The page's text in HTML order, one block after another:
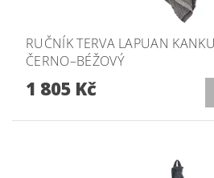
RUČNÍK TERVA LAPUAN
ČERNO–BÉŽOVÝ
1 805 Kč